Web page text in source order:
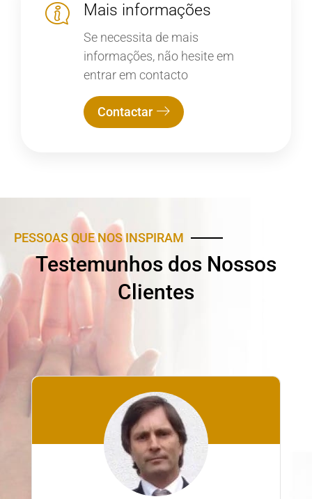
Mais informações
Se necessita de mais
informações, não hesite em
entrar em contacto
Contactar
PESSOAS QUE NOS INSPIRAM
Testemunhos dos Nossos
Clientes